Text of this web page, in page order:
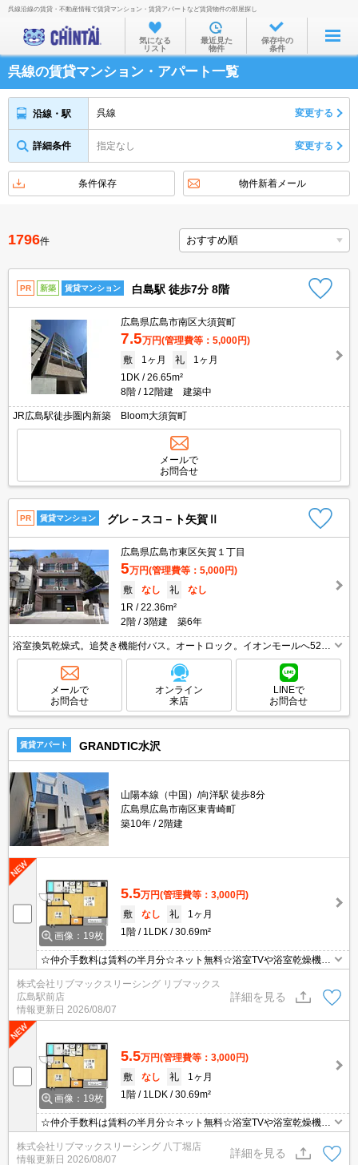
お部屋を探す
沿線・駅から
住所から
物件特集から
不動産会社から
TOP
呉線沿線の賃貸・不動産情報で賃貸マンション・賃貸アパートなど賃貸物件の部屋探し
気になる
リスト
最近見た
物件
保存中の
条件
呉線の賃貸マンション・アパート一覧
沿線・駅 呉線 変更する
詳細条件 指定なし 変更する
条件保存 物件新着メール
1796件
PR 新築 賃貸マンション 白島駅 徒歩7分 8階
広島県広島市南区大須賀町
7.5万円(管理費等：5,000円)
敷
1ヶ月 礼
1ヶ月
1DK
26.65m²
8階
12階建 建築中
JR広島駅徒歩圏内新築 Bloom大須賀町
メールで
お問合せ
PR 賃貸マンション グレ－スコ－ト矢賀Ⅱ
広島県広島市東区矢賀１丁目
5万円(管理費等：5,000円)
敷
なし 礼
なし
1R
22.36m²
2階
3階建 築6年
浴室換気乾燥式。追焚き機能付バス。オートロック。イオンモールへ520
m。専用倉庫付き。2階の角部屋。温水洗浄便座付き。オンライン対応可。
初期費用・家賃カード払い可。引越指定業者あり。自社管理物件。
メールで
お問合せ
オンライン
来店
LINEで
お問合せ
賃貸アパート GRANDTIC水沢
山陽本線（中国）/向洋駅 徒歩8分
広島県広島市南区東青崎町
築10年
2階建
画像：19枚
5.5万円(管理費等：3,000円)
敷
なし 礼
1ヶ月
1階
1LDK 30.69m²
☆仲介手数料は賃料の半月分☆ネット無料☆浴室TVや浴室乾燥機な
ど水周り設備充実！温水洗浄便座や温水シャワー付洗面化粧台完
備！TVモニタ付きオートロックで防犯面も安心！
株式会社リブマックスリーシング リブマックス
広島駅前店
情報更新日 2026/08/07
詳細を見る
画像：19枚
5.5万円(管理費等：3,000円)
敷
なし 礼
1ヶ月
1階
1LDK 30.69m²
☆仲介手数料は賃料の半月分☆ネット無料☆浴室TVや浴室乾燥機な
ど水周り設備充実！温水洗浄便座や温水シャワー付洗面化粧台完
備！TVモニタ付きオートロックで防犯面も安心！
株式会社リブマックスリーシング 八丁堀店
情報更新日 2026/08/07
詳細を見る